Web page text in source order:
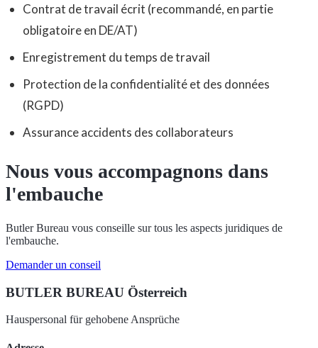
Contrat de travail écrit (recommandé, en partie
obligatoire en DE/AT)
Enregistrement du temps de travail
Protection de la confidentialité et des données
(RGPD)
Assurance accidents des collaborateurs
Nous vous accompagnons dans
l'embauche
Butler Bureau vous conseille sur tous les aspects juridiques de
l'embauche.
Demander un conseil
BUTLER BUREAU Österreich
Hauspersonal für gehobene Ansprüche